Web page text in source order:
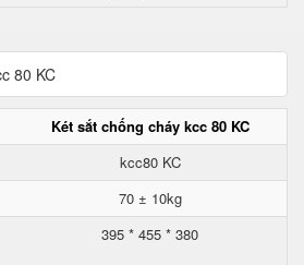
Két sắt chống cháy kcc 80 KC
kcc80 KC
70 ± 10kg
395 * 455 * 380